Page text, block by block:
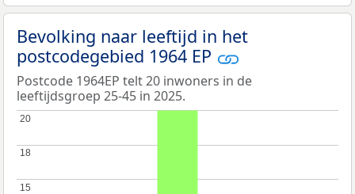
Bevolking naar leeftijd in het
postcodegebied 1964 EP
Postcode 1964EP telt 20 inwoners in de
leeftijdsgroep 25-45 in 2025.
15
15
18
18
20
20